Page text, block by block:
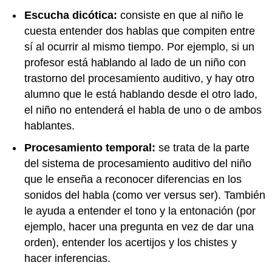
Escucha dicótica: consiste en que al niño le
cuesta entender dos hablas que compiten entre
sí al ocurrir al mismo tiempo. Por ejemplo, si un
profesor está hablando al lado de un niño con
trastorno del procesamiento auditivo, y hay otro
alumno que le está hablando desde el otro lado,
el niño no entenderá el habla de uno o de ambos
hablantes.
Procesamiento temporal: se trata de la parte
del sistema de procesamiento auditivo del niño
que le enseña a reconocer diferencias en los
sonidos del habla (como ver versus ser). También
le ayuda a entender el tono y la entonación (por
ejemplo, hacer una pregunta en vez de dar una
orden), entender los acertijos y los chistes y
hacer inferencias.